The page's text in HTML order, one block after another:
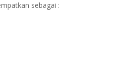
sebagai :